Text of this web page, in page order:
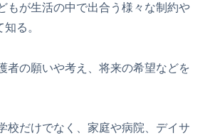
もが生活の中で出合う様々な制約や
る。
者の願いや考え、将来の希望などを
校だけでなく、家庭や病院、デイサ